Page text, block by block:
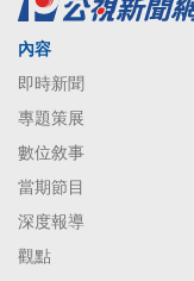
內容
即時新聞
專題策展
數位敘事
當期節目
深度報導
觀點